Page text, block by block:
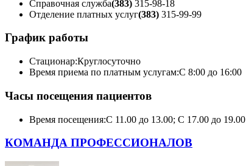
Справочная служба(383) 315-98-18
Отделение платных услуг(383) 315-99-99
График работы
Стационар:Круглосуточно
Время приема по платным услугам:С 8:00 до 16:00
Часы посещения пациентов
Время посещения:С 11.00 до 13.00; С 17.00 до 19.00
КОМАНДА ПРОФЕССИОНАЛОВ